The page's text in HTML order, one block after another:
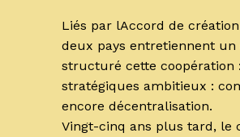
Liés par lAccord de
deux pays entretiennent
structuré cette coopération
stratégiques ambitieux :
encore décentralisation.
Vingt-cinq ans plus tard, le